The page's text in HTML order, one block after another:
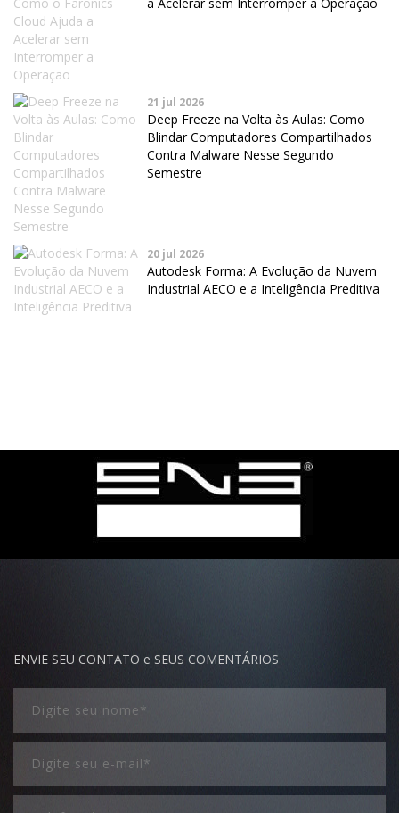
21 jul 2026
Deep Freeze na Volta às Aulas: Como
Blindar Computadores Compartilhados
Contra Malware Nesse Segundo
Semestre
20 jul 2026
Autodesk Forma: A Evolução da Nuvem
Industrial AECO e a Inteligência Preditiva
ENVIE SEU CONTATO e SEUS COMENTÁRIOS